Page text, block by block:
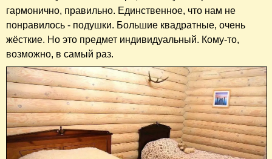
гармонично, правильно. Единственное, что нам не
понравилось - подушки. Большие квадратные, очень
жёсткие. Но это предмет индивидуальный. Кому-то,
возможно, в самый раз.